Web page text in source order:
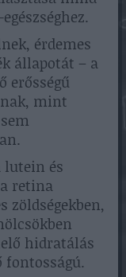
érdemes
állapotát – a
erősségű
mint
lutein és
retina
zöldségekben,
hidratálás
fontosságú.